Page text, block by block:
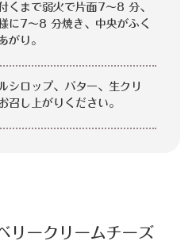
くまで弱火で片面7～8 分、
に7～8 分焼き、中央がふく
がり。
シロップ、バター、生クリ
召し上がりください。
リークリームチーズ